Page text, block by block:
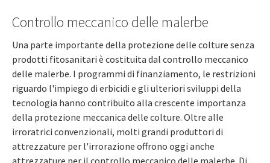
Controllo meccanico delle malerbe
Una parte importante della protezione delle colture senza
prodotti fitosanitari è costituita dal controllo meccanico
delle malerbe. I programmi di finanziamento, le restrizioni
riguardo l'impiego di erbicidi e gli ulteriori sviluppi della
tecnologia hanno contribuito alla crescente importanza
della protezione meccanica delle colture. Oltre alle
irroratrici convenzionali, molti grandi produttori di
attrezzature per l'irrorazione offrono oggi anche
attrezzature per il controllo meccanico delle malerbe. Di